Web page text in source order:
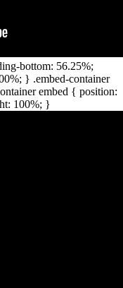
bottom: 56.25%;
} .embed-container
embed { position:
100%; }